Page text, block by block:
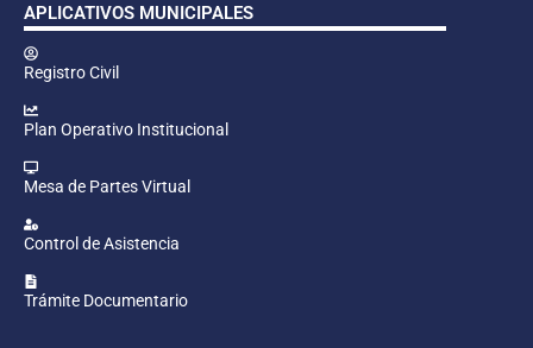
APLICATIVOS MUNICIPALES
Registro Civil
Plan Operativo Institucional
Mesa de Partes Virtual
Control de Asistencia
Trámite Documentario